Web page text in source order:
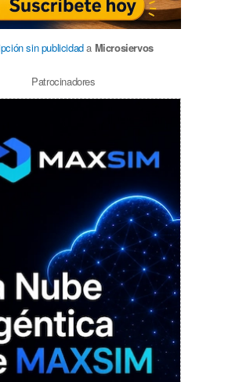
sin publicidada Microsiervos
Patrocinadores